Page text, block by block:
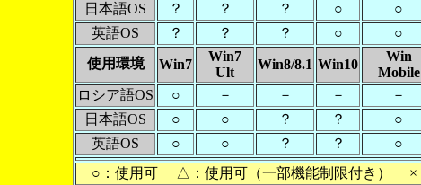
日本語OS
？ ？ ？ ○ ○
英語OS
？ ？ ？ ○ ○
使用環境
Win7
Win7
Ult
Win8/8.1 Win10
Win
Mobile
ロシア語OS
○ － － － －
日本語OS
○ ○ ？ ？ ○
英語OS
○ ○ ？ ？ ○
○：使用可 △：使用可（一部機能制限付き）